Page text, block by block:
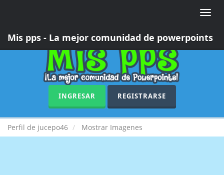
Toggle
Mis pps - La mejor comunidad de powerpoints
INGRESAR REGISTRARSE
Perfil de jucepo46 Mostrar Imagenes